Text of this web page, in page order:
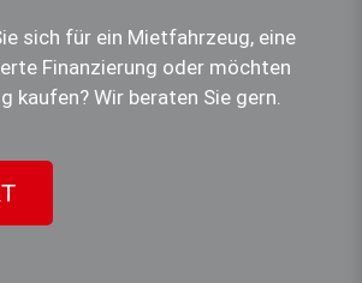
sich für ein Mietfahrzeug, eine
Finanzierung oder möchten
kaufen? Wir beraten Sie gern.